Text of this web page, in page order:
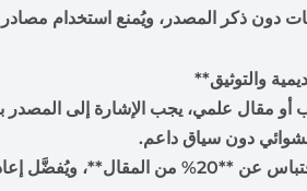
دون ذكر المصدر، ويُمنع استخدام
أو مقال علمي، يجب الإشارة إلى
دون سياق داعم.
بأسلوبك الخاص مع ذكر المصدر.